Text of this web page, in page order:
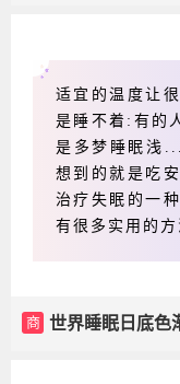
适宜的温度让
是睡不着:有的
是多梦睡眠浅
想到的就是吃
治疗失眠的一
有很多实用的方
商 世界睡眠日底色